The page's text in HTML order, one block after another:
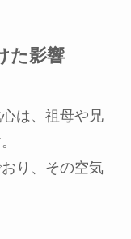
た影響
は、祖母や兄
り、その空気